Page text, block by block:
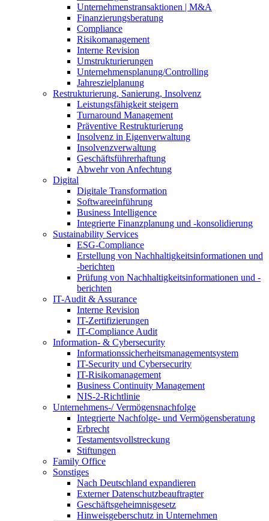
Unternehmenstransaktionen | M&A
Finanzierungsberatung
Compliance
Risikomanagement
Interne Revision
Umstrukturierungen
Unternehmensplanung/Controlling
Jahreszielplanung
Restrukturierung, Sanierung, Insolvenz
Leistungsfähigkeit steigern
Turnaround Management
Präventive Restrukturierung
Insolvenz in Eigenverwaltung
Insolvenzverwaltung
Geschäftsführerhaftung
Abwehr von Anfechtung
Digital
Digitale Transformation
Softwareeinführung
Business Intelligence
Integrierte Finanzplanung und -konsolidierung
Sustainability Services
ESG-Compliance
Erstellung von Nachhaltigkeitsinformationen und
-berichten
Prüfung von Nachhaltigkeitsinformationen und -
berichten
IT-Audit & Assurance
Interne Revision
IT-Zertifizierungen
IT-Compliance Audit
Information- & Cybersecurity
Informationssicherheitsmanagementsystem
IT-Security und Cybersecurity
IT-Risikomanagement
Business Continuity Management
NIS-2-Richtlinie
Unternehmens-/Vermögensnachfolge
Integrierte Nachfolge- und Vermögensberatung
Erbrecht
Testamentsvollstreckung
Stiftungen
Family Office
Sonstiges
Nach Deutschland expandieren
Externer Datenschutzbeauftragter
Geschäftsgeheimnisgesetz
Hinweisgeberschutz in Unternehmen